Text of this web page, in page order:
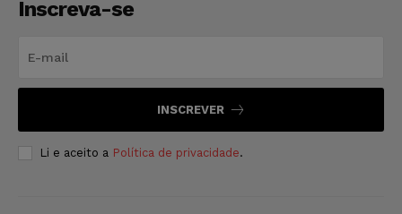
Inscreva-se
INSCREVER
Li e aceito a Política de privacidade.